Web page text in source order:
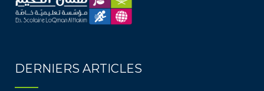
DERNIERS ARTICLES